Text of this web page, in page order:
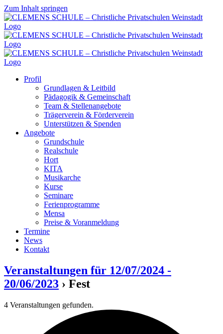
Zum Inhalt springen
Profil
Grundlagen & Leitbild
Pädagogik & Gemeinschaft
Team & Stellenangebote
Trägerverein & Förderverein
Unterstützen & Spenden
Angebote
Grundschule
Realschule
Hort
KITA
Musikarche
Kurse
Seminare
Ferienprogramme
Mensa
Preise & Voranmeldung
Termine
News
Kontakt
Veranstaltungen für 12/07/2024 -
20/06/2023 › Fest
4 Veranstaltungen gefunden.